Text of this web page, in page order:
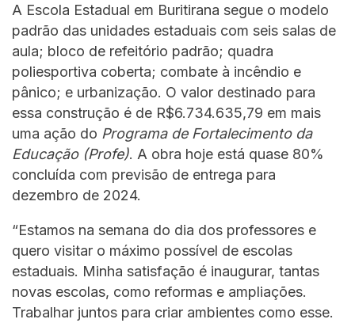
A Escola Estadual em Buritirana segue o modelo
padrão das unidades estaduais com seis salas de
aula; bloco de refeitório padrão; quadra
poliesportiva coberta; combate à incêndio e
pânico; e urbanização. O valor destinado para
essa construção é de R$6.734.635,79 em mais
uma ação do Programa de Fortalecimento da
Educação (Profe). A obra hoje está quase 80%
concluída com previsão de entrega para
dezembro de 2024.
“Estamos na semana do dia dos professores e
quero visitar o máximo possível de escolas
estaduais. Minha satisfação é inaugurar, tantas
novas escolas, como reformas e ampliações.
Trabalhar juntos para criar ambientes como esse.